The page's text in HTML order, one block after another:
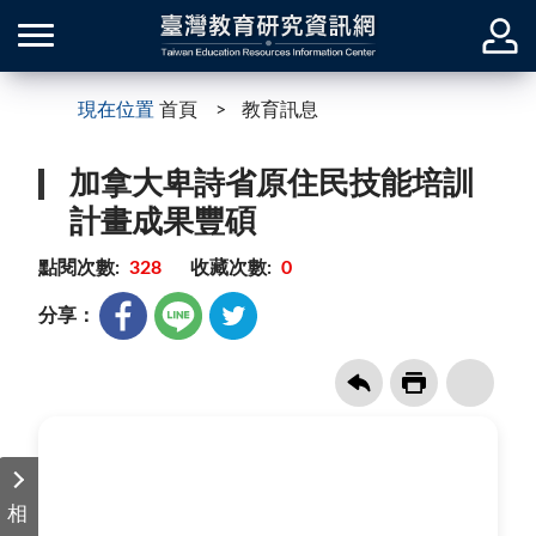
現在位置 首頁 教育訊息
加拿大卑詩省原住民技能培訓
計畫成果豐碩
點閱次數: 328 收藏次數: 0
分享：
相